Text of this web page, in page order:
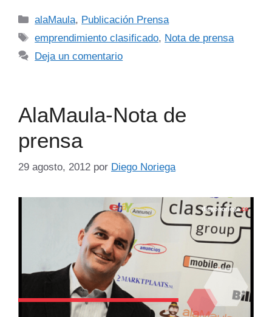
alaMaula, Publicación Prensa
emprendimiento clasificado, Nota de prensa
Deja un comentario
AlaMaula-Nota de
prensa
29 agosto, 2012 por Diego Noriega